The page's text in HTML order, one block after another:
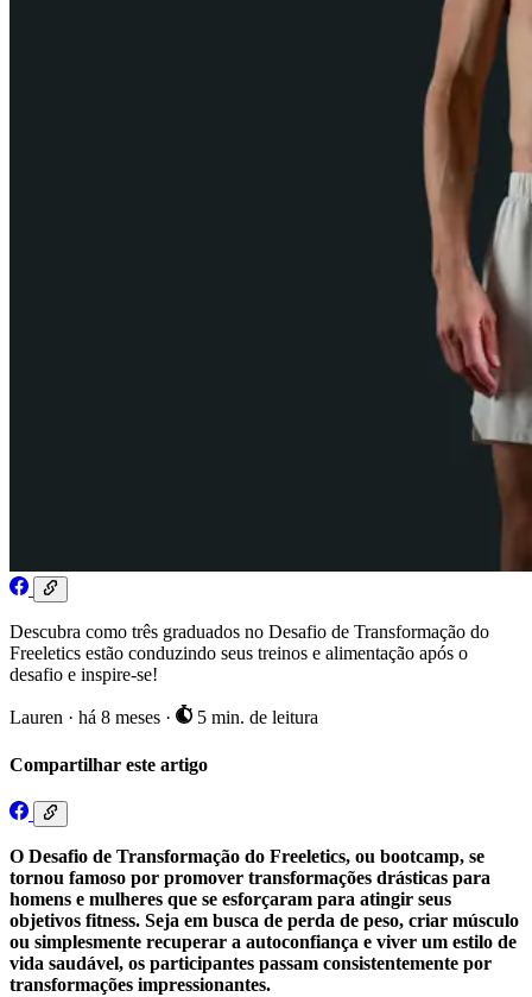
Descubra como três graduados no Desafio de Transformação do
Freeletics estão conduzindo seus treinos e alimentação após o
desafio e inspire-se!
Lauren · há 8 meses · 5 min. de leitura
Compartilhar este artigo
O Desafio de Transformação do Freeletics, ou bootcamp, se
tornou famoso por promover transformações drásticas para
homens e mulheres que se esforçaram para atingir seus
objetivos fitness. Seja em busca de perda de peso, criar músculo
ou simplesmente recuperar a autoconfiança e viver um estilo de
vida saudável, os participantes passam consistentemente por
transformações impressionantes.